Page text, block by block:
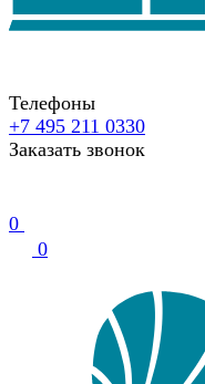
Телефоны
+7 495 211 0330
Заказать звонок
0
0